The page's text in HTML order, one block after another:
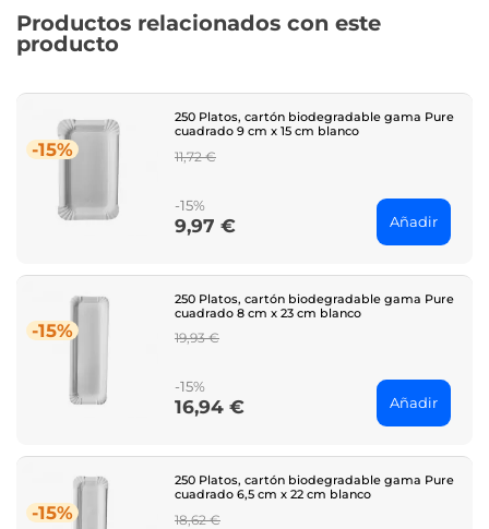
Productos relacionados con este
producto
-15%
250 Platos, cartón biodegradable gama Pure
cuadrado 9 cm x 15 cm blanco
Regular
11,72 €
-15%
Price
9,97 € Añadir
-15%
250 Platos, cartón biodegradable gama Pure
cuadrado 8 cm x 23 cm blanco
Regular
19,93 €
-15%
Price
16,94 € Añadir
-15%
250 Platos, cartón biodegradable gama Pure
cuadrado 6,5 cm x 22 cm blanco
Regular
18,62 €